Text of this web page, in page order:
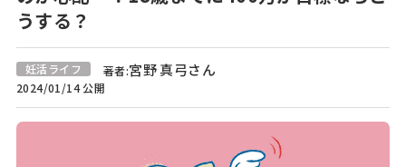
うする？
妊活ライフ 著者:宮野 真弓さん
2024/01/14 公開